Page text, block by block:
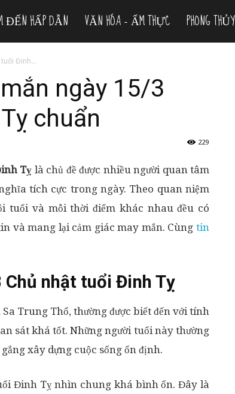
HẤP DẪN VĂN HÓA – ẨM THỰC PHONG THỦY
Đinh...
ngày 15/3
chuẩn
229
Tỵ là chủ đề được nhiều người quan tâm
tích cực trong ngày. Theo quan niệm
tuổi và mỗi thời điểm khác nhau đều có
và mang lại cảm giác may mắn. Cùng tin
nhật tuổi Đinh Tỵ
Trung Thổ, thường được biết đến với tính
sát khá tốt. Những người tuổi này thường
xây dựng cuộc sống ổn định.
Đinh Tỵ nhìn chung khá bình ổn. Đây là